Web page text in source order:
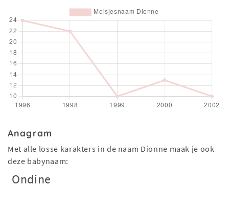
Anagram
Met alle losse karakters in de naam Dionne maak je ook
deze babynaam:
Ondine